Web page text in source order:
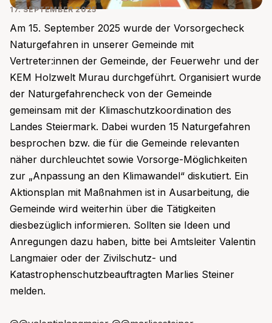
17. SEPTEMBER 2025
Am 15. September 2025 wurde der Vorsorgecheck
Naturgefahren in unserer Gemeinde mit
Vertreter:innen der Gemeinde, der Feuerwehr und der
KEM Holzwelt Murau durchgeführt. Organisiert wurde
der Naturgefahrencheck von der Gemeinde
gemeinsam mit der Klimaschutzkoordination des
Landes Steiermark. Dabei wurden 15 Naturgefahren
besprochen bzw. die für die Gemeinde relevanten
näher durchleuchtet sowie Vorsorge-Möglichkeiten
zur „Anpassung an den Klimawandel“ diskutiert. Ein
Aktionsplan mit Maßnahmen ist in Ausarbeitung, die
Gemeinde wird weiterhin über die Tätigkeiten
diesbezüglich informieren. Sollten sie Ideen und
Anregungen dazu haben, bitte bei Amtsleiter Valentin
Langmaier oder der Zivilschutz- und
Katastrophenschutzbeauftragten Marlies Steiner
melden.